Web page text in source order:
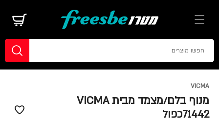
VICMA
מנוף בלם/מצמד מבית VICMA
71442כפול